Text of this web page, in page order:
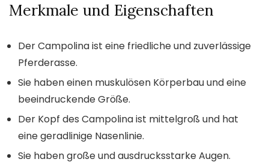
Merkmale und Eigenschaften
Der Campolina ist eine friedliche und zuverlässige
Pferderasse.
Sie haben einen muskulösen Körperbau und eine
beeindruckende Größe.
Der Kopf des Campolina ist mittelgroß und hat
eine geradlinige Nasenlinie.
Sie haben große und ausdrucksstarke Augen.